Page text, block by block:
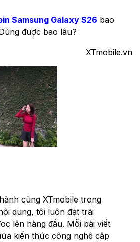
Samsung Galaxy S26 bao
được bao lâu?
XTmobile.vn
cùng XTmobile trong
dung, tôi luôn đặt trải
lên hàng đầu. Mỗi bài viết
kiến thức công nghệ cập